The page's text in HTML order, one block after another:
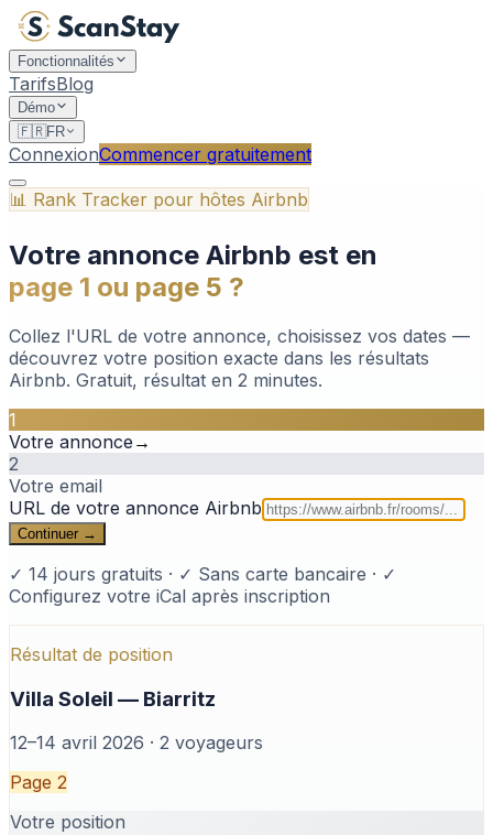
Fonctionnalités
TarifsBlog
Démo
🇫🇷FR
ConnexionCommencer gratuitement
📊 Rank Tracker pour hôtes Airbnb
Votre annonce Airbnb est en
page 1 ou page 5 ?
Collez l'URL de votre annonce, choisissez vos dates —
découvrez votre position exacte dans les résultats
Airbnb. Gratuit, résultat en 2 minutes.
1
Votre annonce →
2
Votre email
URL de votre annonce Airbnb
Continuer →
✓ 14 jours gratuits · ✓ Sans carte bancaire · ✓
Configurez votre iCal après inscription
Résultat de position
Villa Soleil — Biarritz
12–14 avril 2026 · 2 voyageurs
Page 2
Votre position